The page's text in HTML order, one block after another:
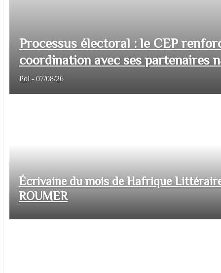
Processus électoral : le CEP
coordination avec ses partenaires
Pol - 07/08/26
Écrivaine du mois de Hafrique
ROUMER